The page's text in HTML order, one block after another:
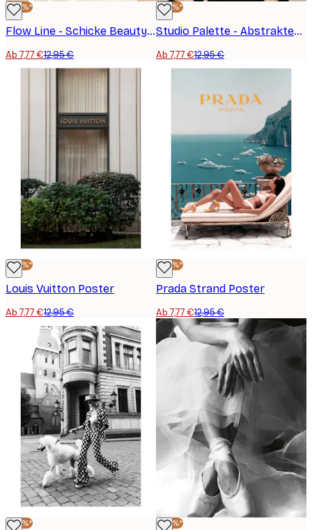
-40%*
Flow Line - Schicke Beauty-Routine Poster
Ab 7,77 €12,95 €
-40%*
Studio Palette - Abstraktes Mode-Porträt Poster
Ab 7,77 €12,95 €
-40%*
Louis Vuitton Poster
Ab 7,77 €12,95 €
-40%*
Prada Strand Poster
Ab 7,77 €12,95 €
-40%* -40%*